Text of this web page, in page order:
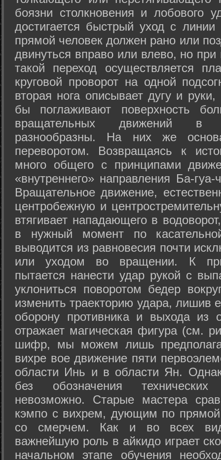
боязни столкновения и лобового
достигается быстрый уход с
прямой человек должен рано или
двинуться вправо или влево, но
такой переход осуществляется
круговой проворот на одной
вторая нога описывает дугу и
бы поглаживают поверхность
вращательных движений в
разнообразны. На них же
переворотом. Возвращаясь к
много общего с принципами
«внутреннего» направления Ба-
Вращательное движение,
центробежную и
втягивает нападающего в
в нужный момент по
выводится из равновесия почти
или уходом во вращении. К
пытается нанести удар рукой с
уклониться поворотом бедер
изменить траекторию удара, лишив
оборону противника и выхода из
отражает магическая фигура (см.
шифр, мы можем лишь
вихре вое движение пяти
области Инь и в области Ян.
без обозначения
невозможно. Старые мастера
кэмпо с вихрем, дующим по
со смерчем. Как и во всех
важнейшую роль в айкидо играет
начальном этапе обучения